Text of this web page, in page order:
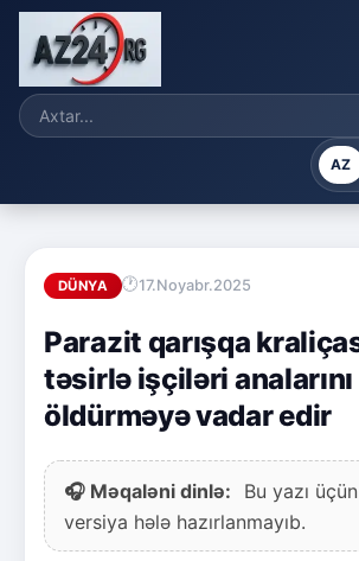
AZ
DÜNYA 17.Noyabr.2025
Parazit qarışqa
təsirlə işçiləri analarını
öldürməyə vadar edir
🎧 Məqaləni dinlə:
Bu yazı
versiya hələ hazırlanmayıb.